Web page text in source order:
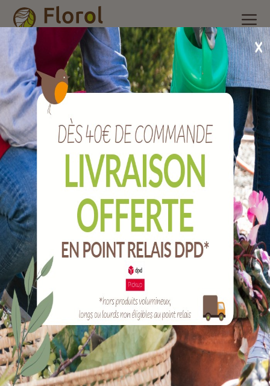
Accueil Nos produits /Engrais et produits phytosanitaire/
Engrais SOLABIOL BHS NUTRI ONE Terreau/
Corne broyée
traditionnelle 1.5 kg
Corne broyée traditionnelle 1.5 Kg
Ref :
SOCOR15G10N
EAN :3664715049838
Marque :
Quantité :
Unité
-